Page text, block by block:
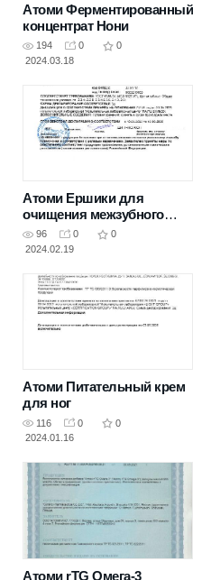
Атоми Ферментированный
концентрат Нони
194 0
0
2024.03.18
Атоми Ершики для
очищения межзубного
пространства
96 0
0
2024.02.19
Атоми Питательный крем
для ног
116 0
0
2024.01.16
Атоми rTG Омега-3